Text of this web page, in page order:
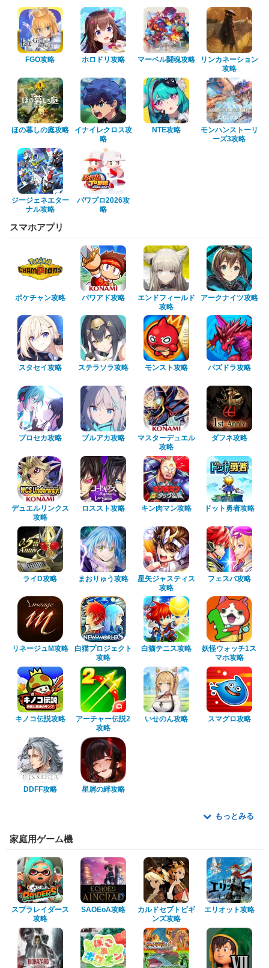
FGO攻略 ホロドリ攻略 マーベル闘魂攻略
リンカネーション
攻略
ほの暮しの庭攻略
イナイレクロス攻
略
NTE攻略
モンハンストーリ
ーズ3攻略
ジージェネエター
ナル攻略
パワプロ2026攻
略
スマホアプリ
ポケチャン攻略 パワアド攻略
エンドフィールド
攻略
アークナイツ攻略
スタセイ攻略 ステラソラ攻略 モンスト攻略 パズドラ攻略
プロセカ攻略 ブルアカ攻略
マスターデュエル
攻略
ダフネ攻略
デュエルリンクス
攻略
ロススト攻略 キン肉マン攻略 ドット勇者攻略
ライD攻略 まおりゅう攻略
星矢ジャスティス
攻略
フェスバ攻略
リネージュM攻略
白猫プロジェクト
攻略
白猫テニス攻略
妖怪ウォッチ1ス
マホ攻略
キノコ伝説攻略
アーチャー伝説2
攻略
いせのん攻略 スマグロ攻略
DDFF攻略 星屑の絆攻略
もっとみる
家庭用ゲーム機
スプラレイダース
攻略
SAOEoA攻略
カルドセプトビギ
ンズ攻略
エリオット攻略